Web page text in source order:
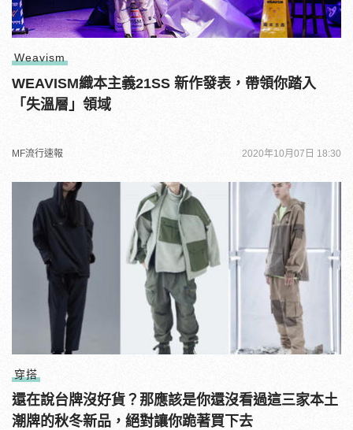
Weavism
WEAVISM織本主義21SS 新作發表，帶領你踏入
「失溫層」領域
MF流行速報 2020年10月07日 18:30
穿搭
還在說台牌沒好貨？那應該是你還沒看過這三家本土
潮牌的秋冬新品，絕對讓你跪著買下去